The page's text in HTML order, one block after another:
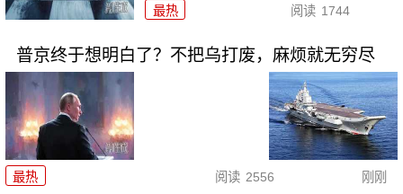
最热 阅读 1744
普京终于想明白了？不把乌打废，麻烦就无穷尽
最热 阅读 2556 刚刚